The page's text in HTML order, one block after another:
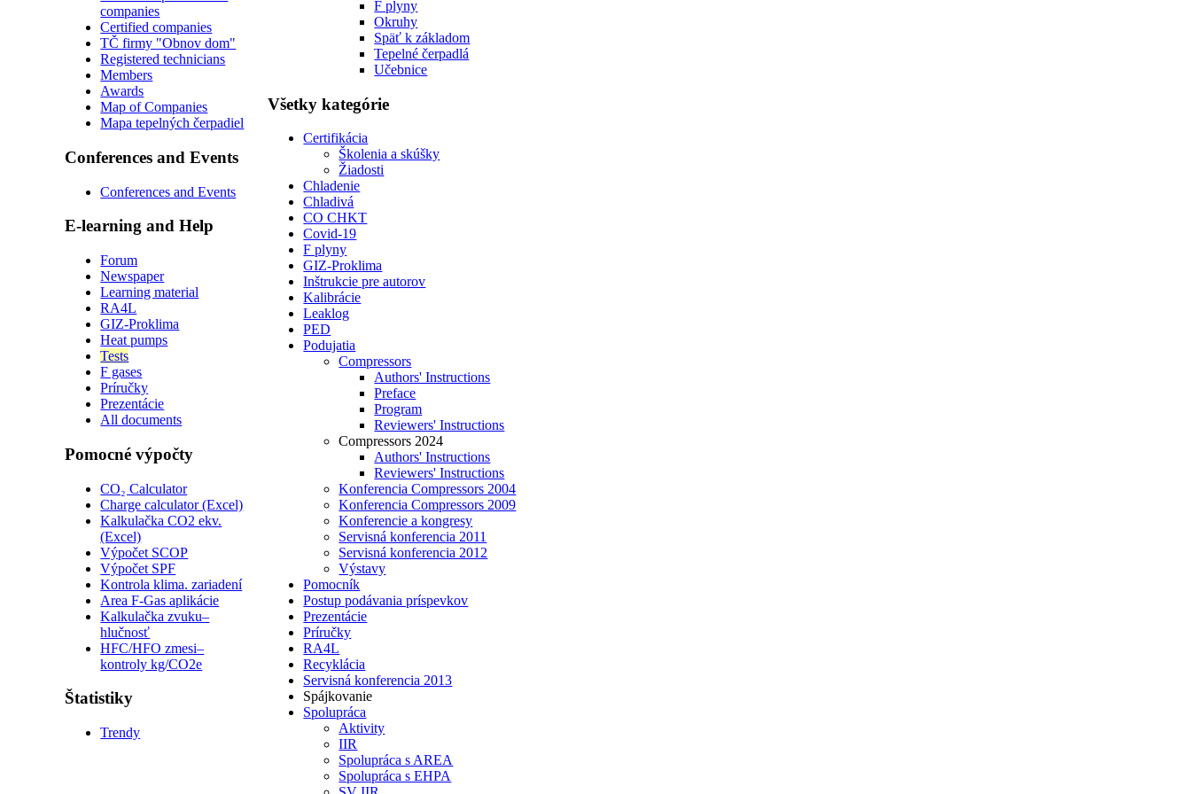
companies
Certified companies
TČ firmy "Obnov dom"
Registered technicians
Members
Awards
Map of Companies
Mapa tepelných čerpadiel
Conferences and Events
Conferences and Events
E-learning and Help
Forum
Newspaper
Learning material
RA4L
GIZ-Proklima
Heat pumps
Tests
F gases
Príručky
Prezentácie
All documents
Pomocné výpočty
CO₂ Calculator
Charge calculator (Excel)
Kalkulačka CO2 ekv.
(Excel)
Výpočet SCOP
Výpočet SPF
Kontrola klima. zariadení
Area F-Gas aplikácie
Kalkulačka zvuku–
hlučnosť
HFC/HFO zmesi–
kontroly kg/CO2e
Štatistiky
Trendy
F plyny
Okruhy
Späť k základom
Tepelné čerpadlá
Učebnice
Všetky kategórie
Certifikácia
Školenia a skúšky
Žiadosti
Chladenie
Chladivá
CO CHKT
Covid-19
F plyny
GIZ-Proklima
Inštrukcie pre autorov
Kalibrácie
Leaklog
PED
Podujatia
Compressors
Authors' Instructions
Preface
Program
Reviewers' Instructions
Compressors 2024
Authors' Instructions
Reviewers' Instructions
Konferencia Compressors 2004
Konferencia Compressors 2009
Konferencie a kongresy
Servisná konferencia 2011
Servisná konferencia 2012
Výstavy
Pomocník
Postup podávania príspevkov
Prezentácie
Príručky
RA4L
Recyklácia
Servisná konferencia 2013
Spájkovanie
Spolupráca
Aktivity
IIR
Spolupráca s AREA
Spolupráca s EHPA